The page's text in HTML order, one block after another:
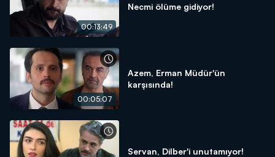
00:13:49
Necmi ölüme gidiyor!
00:05:07
Azem, Erman Müdür'ün
karşısında!
Servan, Dilber'i unutamıyor!